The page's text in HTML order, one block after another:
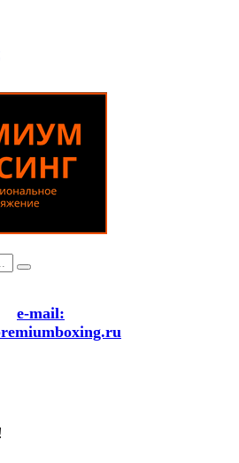
e-mail: